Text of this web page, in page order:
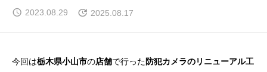
2023.08.29 2025.08.17
今回は栃木県小山市の店舗で行った防犯カメラのリニューアル工